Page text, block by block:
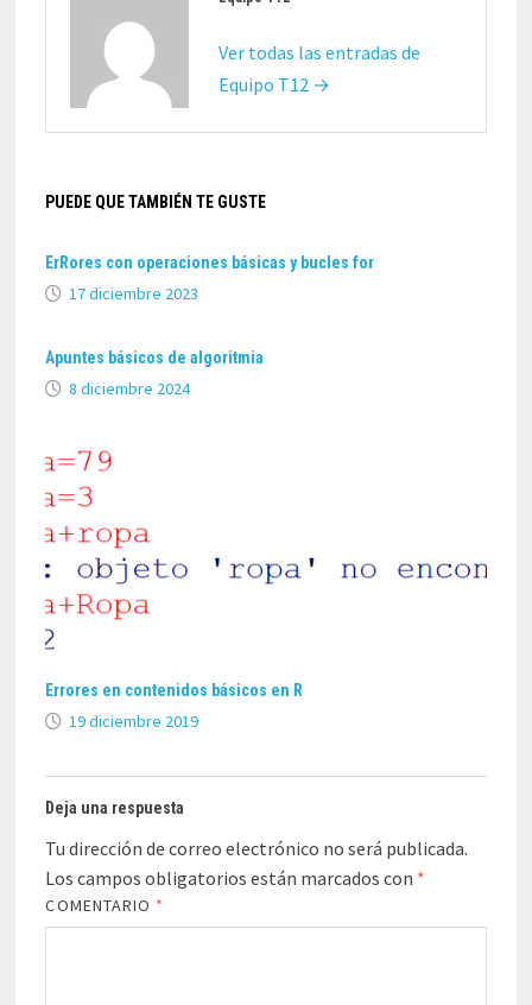
Ver todas las entradas de
Equipo T12 →
PUEDE QUE TAMBIÉN TE GUSTE
ErRores con operaciones básicas y bucles for
17 diciembre 2023
Apuntes básicos de algoritmia
8 diciembre 2024
Errores en contenidos básicos en R
19 diciembre 2019
Deja una respuesta
Tu dirección de correo electrónico no será publicada.
Los campos obligatorios están marcados con *
COMENTARIO *